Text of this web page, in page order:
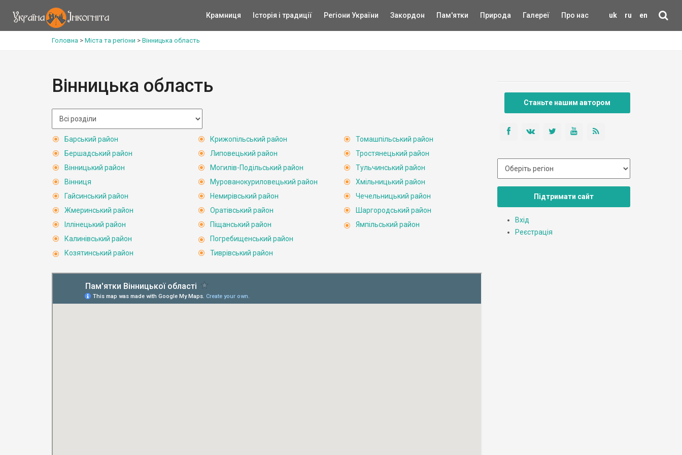
uk ru en
Крамниця Історія і традиції Регіони України Закордон Пам'ятки Природа Галереї Про нас
Головна > Міста та регіони > Вінницька область
Вінницька область
Барський район
Бершадський район
Вінницький район
Вінниця
Гайсинський район
Жмеринський район
Іллінецький район
Калинівський район
Козятинський район
Крижопільський район
Липовецький район
Могилів-Подільський район
Мурованокуриловецький район
Немирівський район
Оратівський район
Піщанський район
Погребищенський район
Тиврівський район
Томашпільський район
Тростянецький район
Тульчинський район
Хмільницький район
Чечельницький район
Шаргородський район
Ямпільський район
Станьте нашим автором
Підтримати сайт
Вхід
Реєстрація